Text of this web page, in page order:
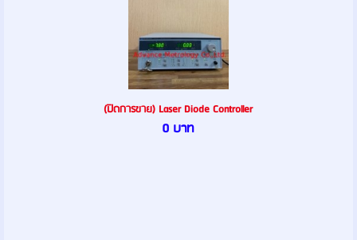
(ปิดการขาย) Laser Diode Controller
0 บาท